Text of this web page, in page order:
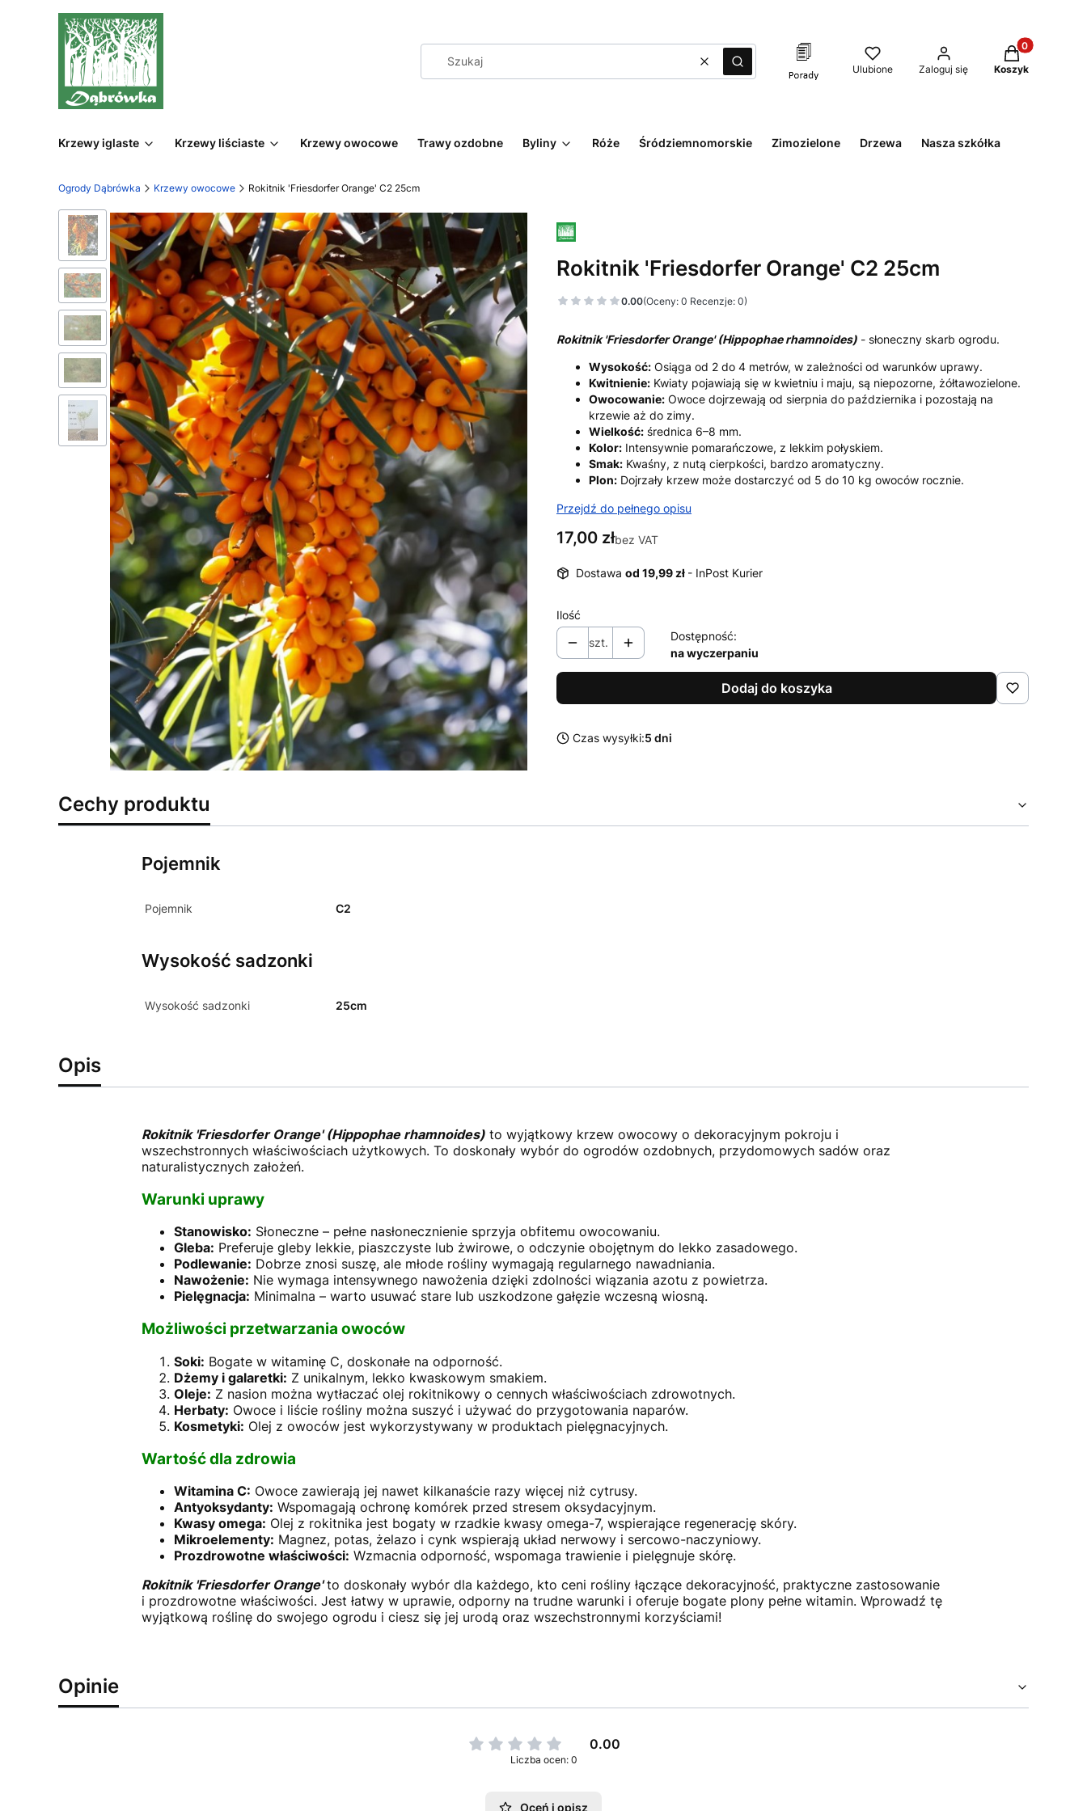
WyczyśćSzukaj Ulubione Zaloguj się
Produkty w
Koszyk
Krzewy iglaste Krzewy liściaste Krzewy owocowe Trawy ozdobne Byliny Róże Śródziemnomorskie Zimozielone Drzewa Nasza szkółka
Ogrody Dąbrówka Krzewy owocowe Rokitnik 'Friesdorfer Orange' C2 25cm
Rokitnik 'Friesdorfer Orange' C2 25cm
0.00(Oceny: 0 Recenzje: 0)
Rokitnik 'Friesdorfer Orange' (Hippophae rhamnoides) - słoneczny skarb ogrodu.
Wysokość: Osiąga od 2 do 4 metrów, w zależności od warunków uprawy.
Kwitnienie: Kwiaty pojawiają się w kwietniu i maju, są niepozorne, żółtawozielone.
Owocowanie: Owoce dojrzewają od sierpnia do października i pozostają na
krzewie aż do zimy.
Wielkość: średnica 6–8 mm.
Kolor: Intensywnie pomarańczowe, z lekkim połyskiem.
Smak: Kwaśny, z nutą cierpkości, bardzo aromatyczny.
Plon: Dojrzały krzew może dostarczyć od 5 do 10 kg owoców rocznie.
Przejdź do pełnego opisu
Cena
17,00 złbez VAT
Dostawa od 19,99 zł - InPost Kurier
Ilość
szt.
Dostępność:
na wyczerpaniu
Dodaj do koszyka
Czas wysyłki:5 dni
Cechy produktu
Pojemnik
Pojemnik C2
Wysokość sadzonki
Wysokość sadzonki 25cm
Opis
Rokitnik 'Friesdorfer Orange' (Hippophae rhamnoides)to wyjątkowy krzew owocowy o dekoracyjnym pokroju i
wszechstronnych właściwościach użytkowych. To doskonały wybór do ogrodów ozdobnych, przydomowych sadów oraz
naturalistycznych założeń.
Warunki uprawy
Stanowisko: Słoneczne – pełne nasłonecznienie sprzyja obfitemu owocowaniu.
Gleba: Preferuje gleby lekkie, piaszczyste lub żwirowe, o odczynie obojętnym do lekko zasadowego.
Podlewanie: Dobrze znosi suszę, ale młode rośliny wymagają regularnego nawadniania.
Nawożenie: Nie wymaga intensywnego nawożenia dzięki zdolności wiązania azotu z powietrza.
Pielęgnacja: Minimalna – warto usuwać stare lub uszkodzone gałęzie wczesną wiosną.
Możliwości przetwarzania owoców
Soki: Bogate w witaminę C, doskonałe na odporność.
Dżemy i galaretki: Z unikalnym, lekko kwaskowym smakiem.
Oleje: Z nasion można wytłaczać olej rokitnikowy o cennych właściwościach zdrowotnych.
Herbaty: Owoce i liście rośliny można suszyć i używać do przygotowania naparów.
Kosmetyki: Olej z owoców jest wykorzystywany w produktach pielęgnacyjnych.
Wartość dla zdrowia
Witamina C: Owoce zawierają jej nawet kilkanaście razy więcej niż cytrusy.
Antyoksydanty: Wspomagają ochronę komórek przed stresem oksydacyjnym.
Kwasy omega: Olej z rokitnika jest bogaty w rzadkie kwasy omega-7, wspierające regenerację skóry.
Mikroelementy: Magnez, potas, żelazo i cynk wspierają układ nerwowy i sercowo-naczyniowy.
Prozdrowotne właściwości: Wzmacnia odporność, wspomaga trawienie i pielęgnuje skórę.
Rokitnik 'Friesdorfer Orange'to doskonały wybór dla każdego, kto ceni rośliny łączące dekoracyjność, praktyczne zastosowanie
i prozdrowotne właściwości. Jest łatwy w uprawie, odporny na trudne warunki i oferuje bogate plony pełne witamin. Wprowadź tę
wyjątkową roślinę do swojego ogrodu i ciesz się jej urodą oraz wszechstronnymi korzyściami!
Opinie
0.00
Liczba ocen: 0
Oceń i opisz